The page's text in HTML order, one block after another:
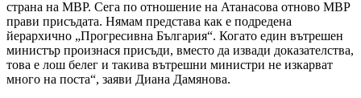
страна на МВР. Сега по отношение на Атанасова отново МВР
прави присъдата. Нямам представа как е подредена
йерархично „Прогресивна България“. Когато един вътрешен
министър произнася присъди, вместо да извади доказателства,
това е лош белег и такива вътрешни министри не изкарват
много на поста“, заяви Диана Дамянова.